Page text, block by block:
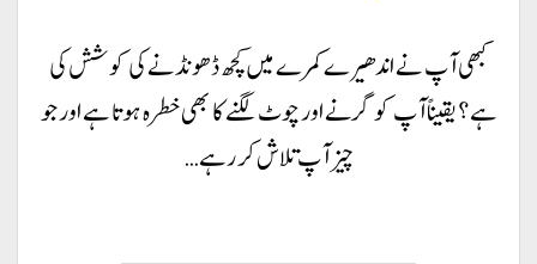
ہے
کبھی آپ نے اندھیرے کمرے میں کچھ ڈھونڈنے کی کوشش کی
ہے؟ یقیناً آپ کو گرنے اور چوٹ لگنے کا بھی خطرہ ہوتا ہے اور جو
چیز آپ تلاش کر رہے…